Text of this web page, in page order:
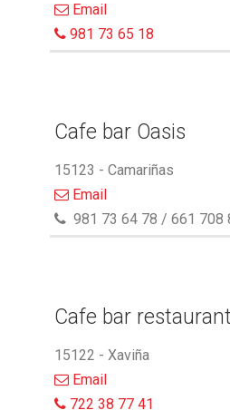
Email
981 73 65 18
Cafe bar Oasis
15123 - Camariñas
Email
981 73 64 78 / 661 708
Cafe bar
15122 - Xaviña
Email
722 38 77 41